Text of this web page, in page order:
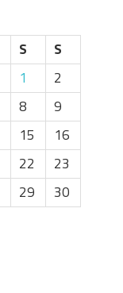
S
S
1
2
8
9
15
16
22
23
29 30